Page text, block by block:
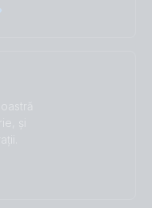
și